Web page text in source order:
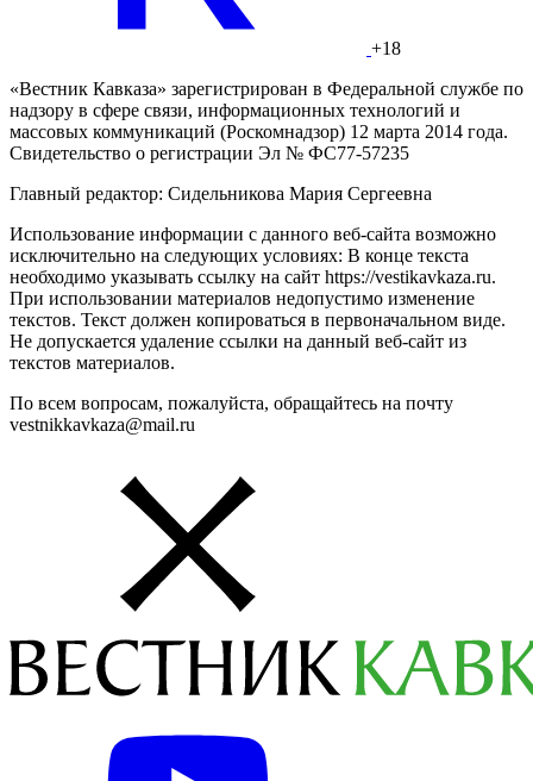
+18
«Вестник Кавказа» зарегистрирован в Федеральной службе по
надзору в сфере связи, информационных технологий и
массовых коммуникаций (Роскомнадзор) 12 марта 2014 года.
Свидетельство о регистрации Эл № ФС77-57235
Главный редактор: Сидельникова Мария Сергеевна
Использование информации с данного веб-сайта возможно
исключительно на следующих условиях: В конце текста
необходимо указывать ссылку на сайт https://vestikavkaza.ru.
При использовании материалов недопустимо изменение
текстов. Текст должен копироваться в первоначальном виде.
Не допускается удаление ссылки на данный веб-сайт из
текстов материалов.
По всем вопросам, пожалуйста, обращайтесь на почту
vestnikkavkaza@mail.ru